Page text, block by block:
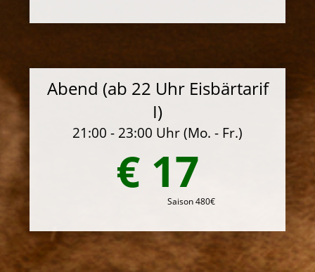
Abend (ab 22 Uhr Eisbärtarif
I)
21:00 - 23:00 Uhr (Mo. - Fr.)
€ 17
Saison 480€